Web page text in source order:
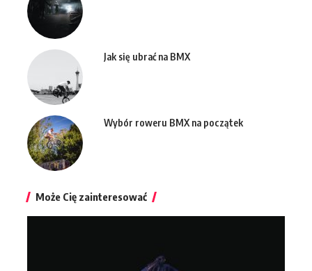
Jak się ubrać na BMX
Wybór roweru BMX na początek
Może Cię zainteresować